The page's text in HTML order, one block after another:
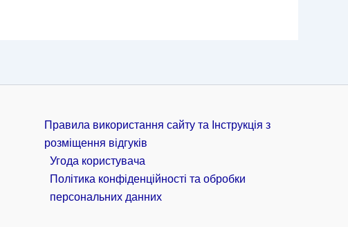
Правила використання сайту та Інструкція з
розміщення відгуків
Угода користувача
Політика конфіденційності та обробки
персональних данних